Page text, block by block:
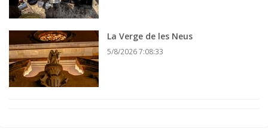
La Verge de les Neus
5/8/2026 7:08:33